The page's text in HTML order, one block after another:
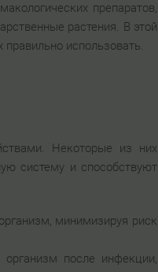
препаратов,
растения. В этой
использовать.
Некоторые из них
систему и способствуют
минимизируя риск
после инфекции,